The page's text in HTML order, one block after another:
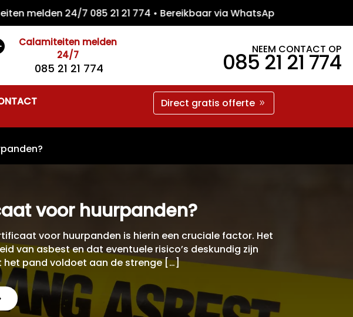
24/7 085 21 21 774 • Bereikbaar via WhatsApp •
Calamiteiten melden
24/7
085 21 21 774
NEEM CONTACT OP
085 21 21 774
Direct gratis offerte
voor huurpanden?
voor huurpanden is hierin een cruciale factor. Het
van asbest en dat eventuele risico’s deskundig zijn
het pand voldoet aan de strenge […]